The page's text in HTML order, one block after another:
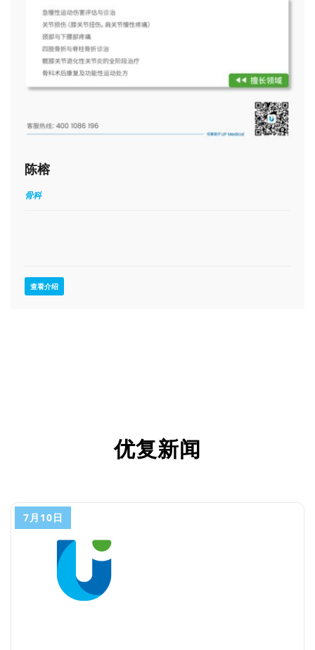
陈榕
骨科
查看介绍
优复新闻
7月10日